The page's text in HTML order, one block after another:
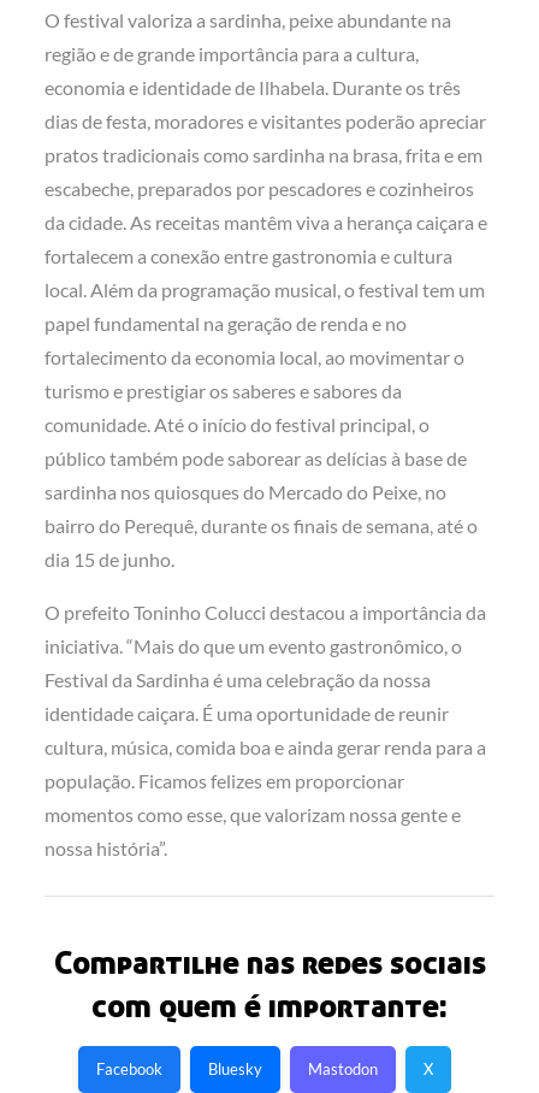
O festival valoriza a sardinha, peixe abundante na
região e de grande importância para a cultura,
economia e identidade de Ilhabela. Durante os três
dias de festa, moradores e visitantes poderão apreciar
pratos tradicionais como sardinha na brasa, frita e em
escabeche, preparados por pescadores e cozinheiros
da cidade. As receitas mantêm viva a herança caiçara e
fortalecem a conexão entre gastronomia e cultura
local. Além da programação musical, o festival tem um
papel fundamental na geração de renda e no
fortalecimento da economia local, ao movimentar o
turismo e prestigiar os saberes e sabores da
comunidade. Até o início do festival principal, o
público também pode saborear as delícias à base de
sardinha nos quiosques do Mercado do Peixe, no
bairro do Perequê, durante os finais de semana, até o
dia 15 de junho.
O prefeito Toninho Colucci destacou a importância da
iniciativa. “Mais do que um evento gastronômico, o
Festival da Sardinha é uma celebração da nossa
identidade caiçara. É uma oportunidade de reunir
cultura, música, comida boa e ainda gerar renda para a
população. Ficamos felizes em proporcionar
momentos como esse, que valorizam nossa gente e
nossa história”.
Compartilhe nas redes sociais
com quem é importante:
Facebook Bluesky Mastodon X